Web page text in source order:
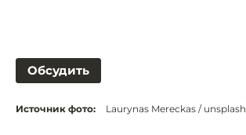
Обсудить
Источник фото: Laurynas Mereckas / unsplash